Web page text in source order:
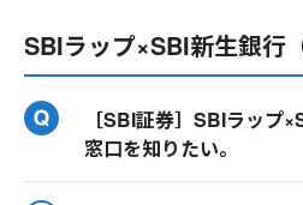
SBIラップ×SBI新生銀行
［SBI証券］SBIラップ
窓口を知りたい。